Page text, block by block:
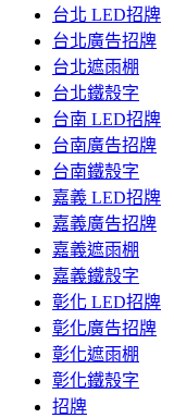
台北 LED招牌
台北廣告招牌
台北遮雨棚
台北鐵殼字
台南 LED招牌
台南廣告招牌
台南鐵殼字
嘉義 LED招牌
嘉義廣告招牌
嘉義遮雨棚
嘉義鐵殼字
彰化 LED招牌
彰化廣告招牌
彰化遮雨棚
彰化鐵殼字
招牌